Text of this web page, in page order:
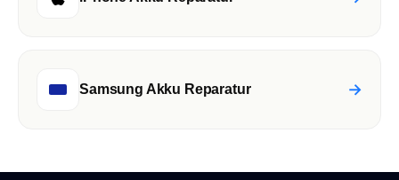
Samsung Akku Reparatur →